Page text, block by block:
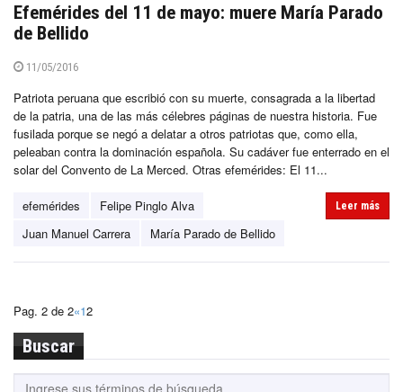
Efemérides del 11 de mayo: muere María Parado
de Bellido
11/05/2016
Patriota peruana que escribió con su muerte, consagrada a la libertad
de la patria, una de las más célebres páginas de nuestra historia. Fue
fusilada porque se negó a delatar a otros patriotas que, como ella,
peleaban contra la dominación española. Su cadáver fue enterrado en el
solar del Convento de La Merced. Otras efemérides: El 11...
efemérides
Felipe Pinglo Alva
Juan Manuel Carrera
María Parado de Bellido
Leer más
Pag. 2 de 2«12
Buscar